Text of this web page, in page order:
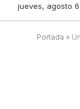
jueves, agosto 6
Portada »